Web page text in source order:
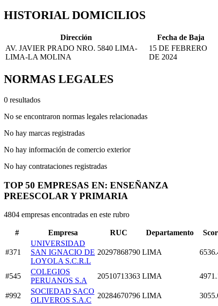
HISTORIAL DOMICILIOS
Dirección
Fecha de Baja
AV. JAVIER PRADO NRO. 5840 LIMA-
LIMA-LA MOLINA
15 DE FEBRERO
DE 2024
NORMAS LEGALES
0 resultados
No se encontraron normas legales relacionadas
No hay marcas registradas
No hay información de comercio exterior
No hay contrataciones registradas
TOP 50 EMPRESAS EN: ENSEÑANZA
PREESCOLAR Y PRIMARIA
4804 empresas encontradas en este rubro
# Empresa RUC Departamento
#371
UNIVERSIDAD
SAN IGNACIO DE
LOYOLA S.C.R.L
20297868790 LIMA
#545
COLEGIOS
PERUANOS S.A
20510713363 LIMA
#992
SOCIEDAD SACO
OLIVEROS S.A.C
20284670796 LIMA